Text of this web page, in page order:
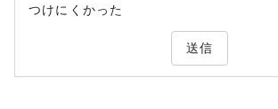
つけにくかった
送信